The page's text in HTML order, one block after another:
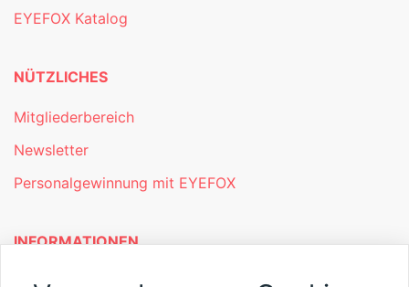
EYEFOX Katalog
NÜTZLICHES
Mitgliederbereich
Newsletter
Personalgewinnung mit EYEFOX
INFORMATIONEN
Was ist EYEFOX – Ihre Möglichkeiten